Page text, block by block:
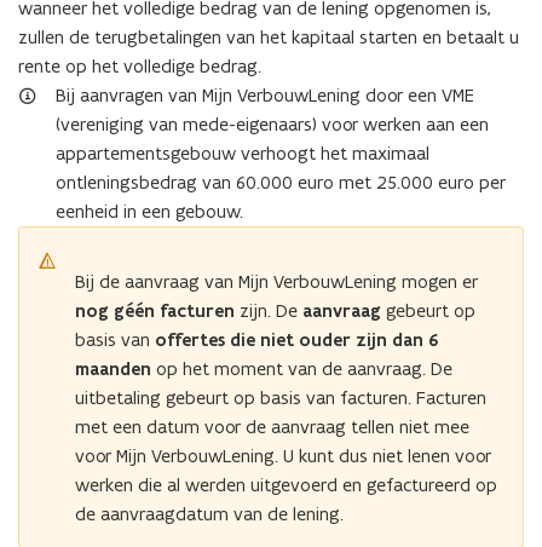
wanneer het volledige bedrag van de lening opgenomen is,
zullen de terugbetalingen van het kapitaal starten en betaalt u
rente op het volledige bedrag.
Bij aanvragen van Mijn VerbouwLening door een VME
(vereniging van mede-eigenaars) voor werken aan een
appartementsgebouw verhoogt het maximaal
ontleningsbedrag van 60.000 euro met 25.000 euro per
eenheid in een gebouw.
Bij de aanvraag van Mijn VerbouwLening mogen er
nog géén facturen zijn. De aanvraag gebeurt op
basis van offertes die niet ouder zijn dan 6
maanden op het moment van de aanvraag. De
uitbetaling gebeurt op basis van facturen. Facturen
met een datum voor de aanvraag tellen niet mee
voor Mijn VerbouwLening. U kunt dus niet lenen voor
werken die al werden uitgevoerd en gefactureerd op
de aanvraagdatum van de lening.